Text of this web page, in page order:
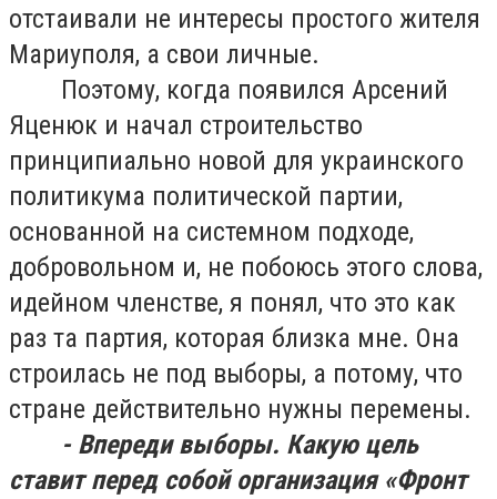
отстаивали не интересы простого жителя
Мариуполя, а свои личные.
Поэтому, когда появился Арсений
Яценюк и начал строительство
принципиально новой для украинского
политикума политической партии,
основанной на системном подходе,
добровольном и, не побоюсь этого слова,
идейном членстве, я понял, что это как
раз та партия, которая близка мне. Она
строилась не под выборы, а потому, что
стране действительно нужны перемены.
- Впереди выборы. Какую цель
ставит перед собой организация «Фронт